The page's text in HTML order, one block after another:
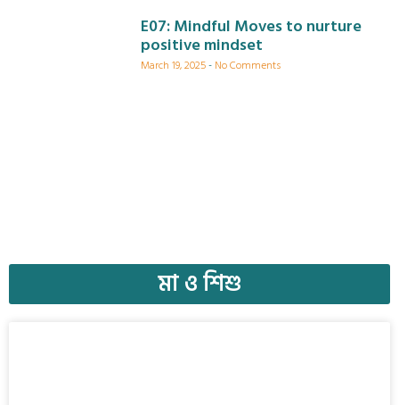
E07: Mindful Moves to nurture
positive mindset
March 19, 2025 No Comments
মা ও শিশু